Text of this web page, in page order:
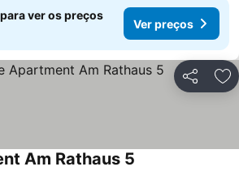
ver os preços
Ver preços
Partilhar
Am Rathaus 5